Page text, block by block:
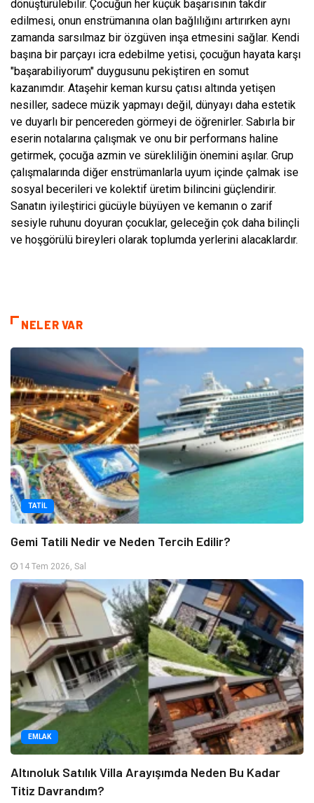
dönüştürülebilir. Çocuğun her küçük başarısının takdir
edilmesi, onun enstrümanına olan bağlılığını artırırken aynı
zamanda sarsılmaz bir özgüven inşa etmesini sağlar. Kendi
başına bir parçayı icra edebilme yetisi, çocuğun hayata karşı
"başarabiliyorum" duygusunu pekiştiren en somut
kazanımdır. Ataşehir keman kursu çatısı altında yetişen
nesiller, sadece müzik yapmayı değil, dünyayı daha estetik
ve duyarlı bir pencereden görmeyi de öğrenirler. Sabırla bir
eserin notalarına çalışmak ve onu bir performans haline
getirmek, çocuğa azmin ve sürekliliğin önemini aşılar. Grup
çalışmalarında diğer enstrümanlarla uyum içinde çalmak ise
sosyal becerileri ve kolektif üretim bilincini güçlendirir.
Sanatın iyileştirici gücüyle büyüyen ve kemanın o zarif
sesiyle ruhunu doyuran çocuklar, geleceğin çok daha bilinçli
ve hoşgörülü bireyleri olarak toplumda yerlerini alacaklardır.
NELER VAR
TATIL
Gemi Tatili Nedir ve Neden Tercih Edilir?
14 Tem 2026, Sal
EMLAK
Altınoluk Satılık Villa Arayışımda Neden Bu Kadar
Titiz Davrandım?